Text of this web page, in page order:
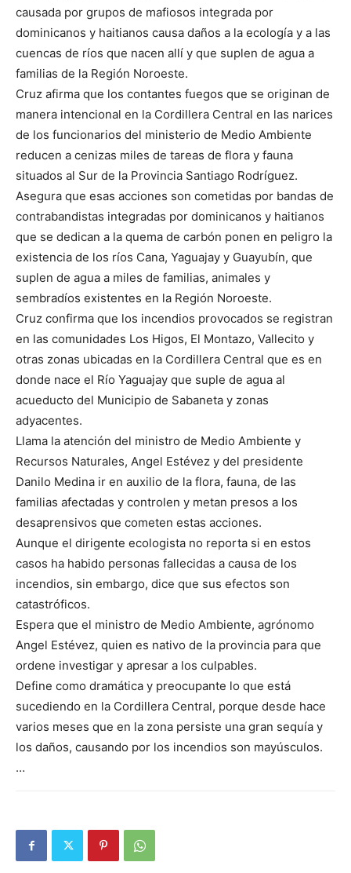
causada por grupos de mafiosos integrada por
dominicanos y haitianos causa daños a la ecología y a las
cuencas de ríos que nacen allí y que suplen de agua a
familias de la Región Noroeste.
Cruz afirma que los contantes fuegos que se originan de
manera intencional en la Cordillera Central en las narices
de los funcionarios del ministerio de Medio Ambiente
reducen a cenizas miles de tareas de flora y fauna
situados al Sur de la Provincia Santiago Rodríguez.
Asegura que esas acciones son cometidas por bandas de
contrabandistas integradas por dominicanos y haitianos
que se dedican a la quema de carbón ponen en peligro la
existencia de los ríos Cana, Yaguajay y Guayubín, que
suplen de agua a miles de familias, animales y
sembradíos existentes en la Región Noroeste.
Cruz confirma que los incendios provocados se registran
en las comunidades Los Higos, El Montazo, Vallecito y
otras zonas ubicadas en la Cordillera Central que es en
donde nace el Río Yaguajay que suple de agua al
acueducto del Municipio de Sabaneta y zonas
adyacentes.
Llama la atención del ministro de Medio Ambiente y
Recursos Naturales, Angel Estévez y del presidente
Danilo Medina ir en auxilio de la flora, fauna, de las
familias afectadas y controlen y metan presos a los
desaprensivos que cometen estas acciones.
Aunque el dirigente ecologista no reporta si en estos
casos ha habido personas fallecidas a causa de los
incendios, sin embargo, dice que sus efectos son
catastróficos.
Espera que el ministro de Medio Ambiente, agrónomo
Angel Estévez, quien es nativo de la provincia para que
ordene investigar y apresar a los culpables.
Define como dramática y preocupante lo que está
sucediendo en la Cordillera Central, porque desde hace
varios meses que en la zona persiste una gran sequía y
los daños, causando por los incendios son mayúsculos.
…